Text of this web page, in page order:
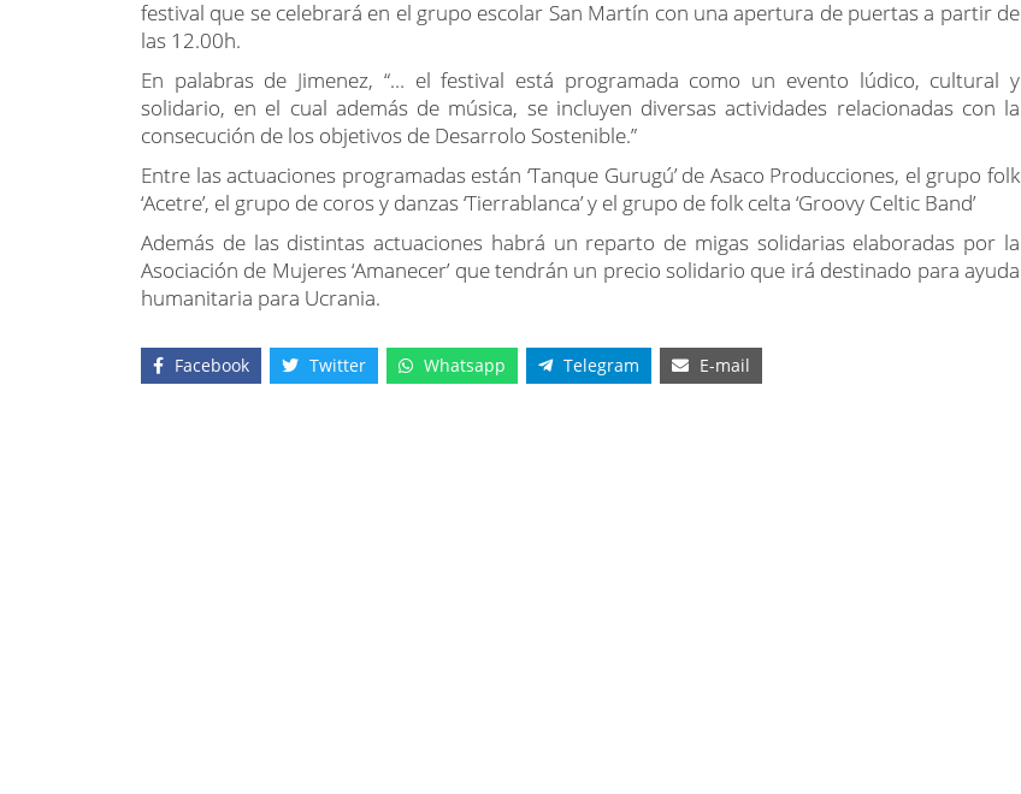
En palabras de Jimenez, “… el festival está programada como un evento lúdico, cultural y
solidario, en el cual además de música, se incluyen diversas actividades relacionadas con la
consecución de los objetivos de Desarrolo Sostenible.”
Entre las actuaciones programadas están ‘Tanque Gurugú’ de Asaco Producciones, el grupo folk
‘Acetre’, el grupo de coros y danzas ‘Tierrablanca’ y el grupo de folk celta ‘Groovy Celtic Band’
Además de las distintas actuaciones habrá un reparto de migas solidarias elaboradas por la
Asociación de Mujeres ‘Amanecer’ que tendrán un precio solidario que irá destinado para ayuda
humanitaria para Ucrania.
Facebook Twitter